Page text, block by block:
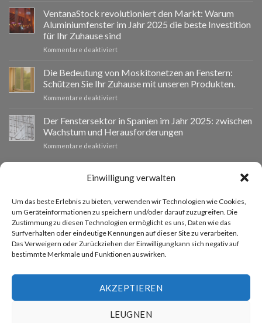
Einwilligung verwalten
Um das beste Erlebnis zu bieten, verwenden wir Technologien wie Cookies,
um Geräteinformationen zu speichern und/oder darauf zuzugreifen. Die
Zustimmung zu diesen Technologien ermöglicht es uns, Daten wie das
Surfverhalten oder eindeutige Kennungen auf dieser Site zu verarbeiten.
Das Verweigern oder Zurückziehen der Einwilligung kann sich negativ auf
bestimmte Merkmale und Funktionen auswirken.
AKZEPTIEREN
LEUGNEN
impulsa
el
cambio
de
ventanas
clave
para
la
eficiencia
en
los
VentanaStock revolutioniert den Markt: Warum
Aluminiumfenster im Jahr 2025 die beste Investition
für Ihr Zuhause sind
Kommentare deaktiviertfür
VentanaStock
revoluciona
el
mercado:
qué
de
la
inversión
para
tu
hogar
en
2025
Die Bedeutung von Moskitonetzen an Fenstern:
Schützen Sie Ihr Zuhause mit unseren Produkten.
Kommentare deaktiviertfür
importancia
de
las
mosquiteras
ventanas:
hogar
con
nuestros
productos.
Der Fenstersektor in Spanien im Jahr 2025: zwischen
Wachstum und Herausforderungen
Kommentare deaktiviertfür
de
las
en
España
en
2025:
entre
el
y
los
INDIVIDUELLES BUDGET
Wenn Sie Fenster anderer Größen benötigen, können Sie über
unser Angebotsanfrageformular ein individuelles Angebot
anfordern.
HÄUFIGE FRAGEN